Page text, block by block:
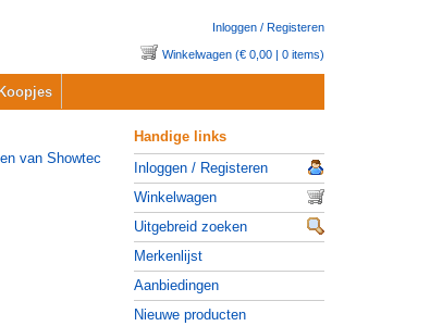
Inloggen / Registeren
Winkelwagen (€ 0,00 | 0 items)
Koopjes
Handige links
Inloggen / Registeren
Winkelwagen
Uitgebreid zoeken
Merkenlijst
Aanbiedingen
Nieuwe producten